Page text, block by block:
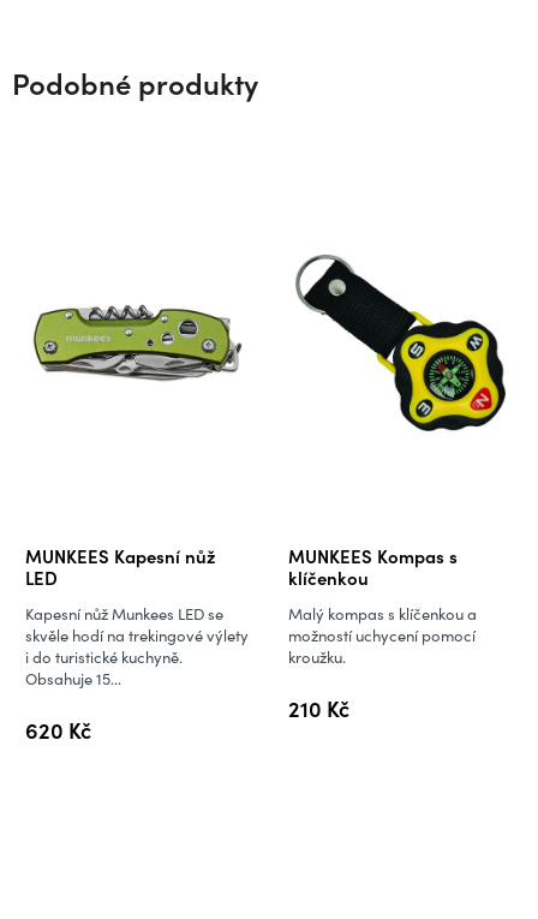
Podobné produkty
MUNKEES Kapesní nůž
LED
620 Kč
Kapesní nůž Munkees LED se
skvěle hodí na trekingové výlety
i do turistické kuchyně.
Obsahuje 15...
MUNKEES Kompas s
klíčenkou
210 Kč
Malý kompas s klíčenkou a
možností uchycení pomocí
kroužku.